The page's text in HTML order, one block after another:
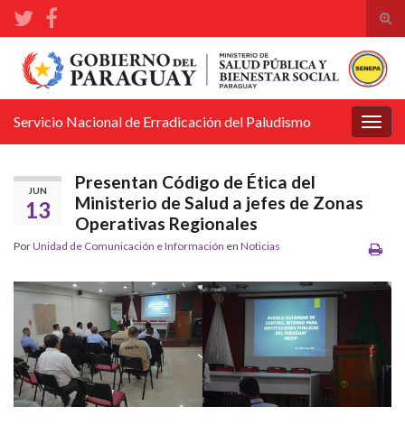
el
de
Search for:
la
Servicio Nacional de Erradicación del Paludismo
JUN
13
Presentan Código de Ética del
Ministerio de Salud a jefes de Zonas
Operativas Regionales
PorUnidad de Comunicación e Información en Noticias